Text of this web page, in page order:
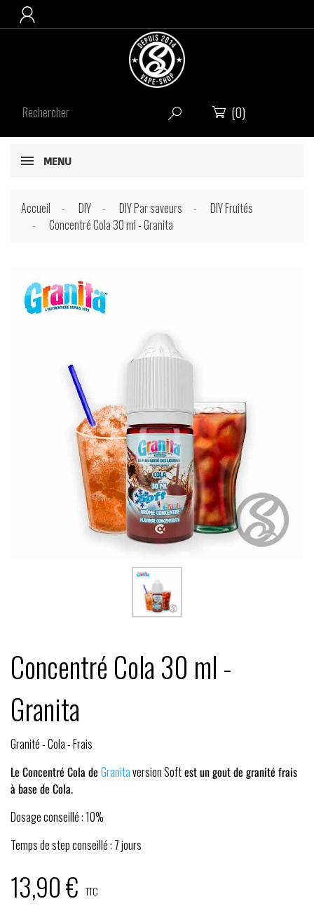

  (0)
MENU
Accueil DIY DIY Par saveurs
DIY Fruités
Concentré Cola 30 ml - Granita
Concentré Cola 30 ml -
Granita
Granité - Cola - Frais
Le Concentré Cola de Granitaversion Softest un gout de granité frais
à base de Cola.
Dosage conseillé : 10%
Temps de step conseillé : 7 jours
13,90 € TTC